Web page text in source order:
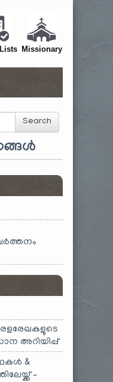
Missionary
Search
അറിയിപ്പ്
&
–